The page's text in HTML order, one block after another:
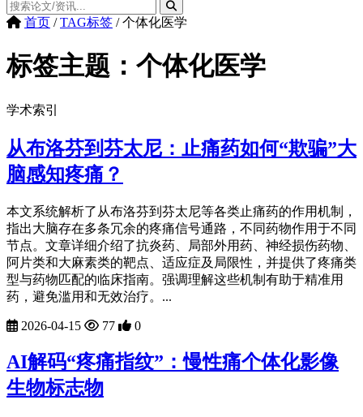
首页 / TAG标签 / 个体化医学
标签主题： 个体化医学
学术索引
从布洛芬到芬太尼：止痛药如何“欺骗”大
脑感知疼痛？
本文系统解析了从布洛芬到芬太尼等各类止痛药的作用机制，
指出大脑存在多条冗余的疼痛信号通路，不同药物作用于不同
节点。文章详细介绍了抗炎药、局部外用药、神经损伤药物、
阿片类和大麻素类的靶点、适应症及局限性，并提供了疼痛类
型与药物匹配的临床指南。强调理解这些机制有助于精准用
药，避免滥用和无效治疗。...
2026-04-15 77 0
AI解码“疼痛指纹”：慢性痛个体化影像
生物标志物